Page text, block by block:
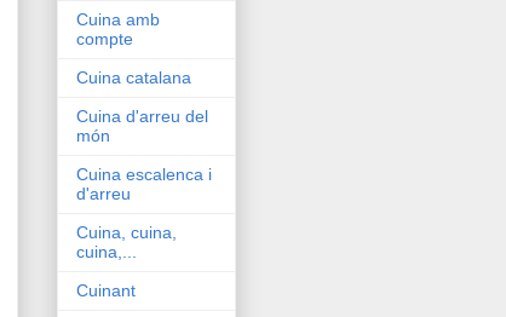
Cuina amb
compte
Cuina catalana
Cuina d'arreu del
món
Cuina escalenca i
d'arreu
Cuina, cuina,
cuina,...
Cuinant